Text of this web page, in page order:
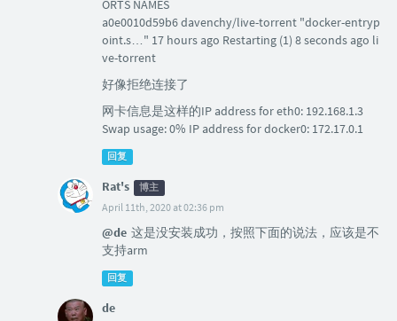
ORTS NAMES
a0e0010d59b6 davenchy/live-torrent "docker-entryp
oint.s…" 17 hours ago Restarting (1) 8 seconds ago li
ve-torrent
好像拒绝连接了
网卡信息是这样的IP address for eth0: 192.168.1.3
Swap usage: 0% IP address for docker0: 172.17.0.1
回复
Rat's 博主
April 11th, 2020 at 02:36 pm
@de 这是没安装成功，按照下面的说法，应该是不
支持arm
回复
de